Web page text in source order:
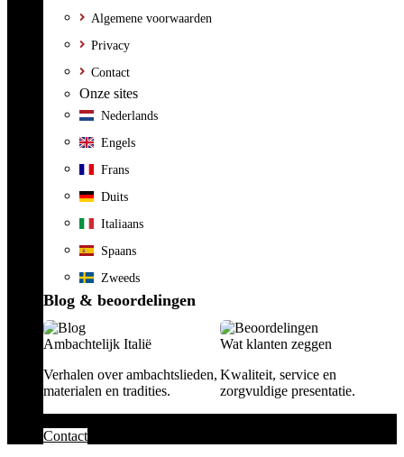
Algemene voorwaarden
Privacy
Contact
Onze sites
Nederlands
Engels
Frans
Duits
Italiaans
Spaans
Zweeds
Blog & beoordelingen
Ambachtelijk Italië
Verhalen over ambachtslieden,
materialen en tradities.
Wat klanten zeggen
Kwaliteit, service en
zorgvuldige presentatie.
Contact